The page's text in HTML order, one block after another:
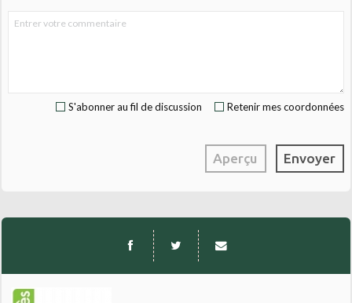
Retenir mes coordonnées
S'abonner au fil de discussion